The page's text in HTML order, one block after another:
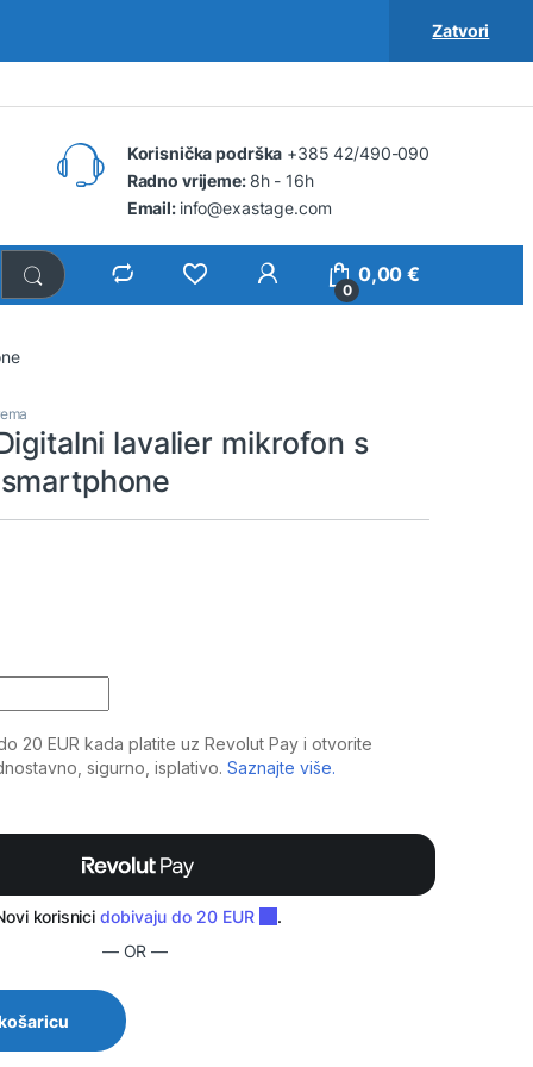
Korisnička podrška +385 42/490-090
Radno vrijeme: 8h - 16h
Email: info@exastage.com
0
0,00€
lavalier mikrofon s
— OR —
Zatvori